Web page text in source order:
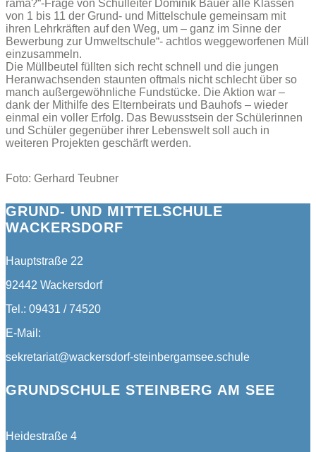
rama?“-Frage von Schulleiter Dominik Bauer alle Klassen
von 1 bis 11 der Grund- und Mittelschule gemeinsam mit
ihren Lehrkräften auf den Weg, um – ganz im Sinne der
Bewerbung zur Umweltschule“- achtlos weggeworfenen Müll
einzusammeln.
Die Müllbeutel füllten sich recht schnell und die jungen
Heranwachsenden staunten oftmals nicht schlecht über so
manch außergewöhnliche Fundstücke. Die Aktion war –
dank der Mithilfe des Elternbeirats und Bauhofs – wieder
einmal ein voller Erfolg. Das Bewusstsein der Schülerinnen
und Schüler gegenüber ihrer Lebenswelt soll auch in
weiteren Projekten geschärft werden.
Foto: Gerhard Teubner
GRUND- UND MITTELSCHULE
WACKERSDORF
Hauptstraße 22
92442 Wackersdorf
Tel.: 09431 / 74520
E-Mail:
sekretariat@wackersdorf-steinbergamsee.schule
GRUNDSCHULE STEINBERG AM SEE
Heidestraße 4